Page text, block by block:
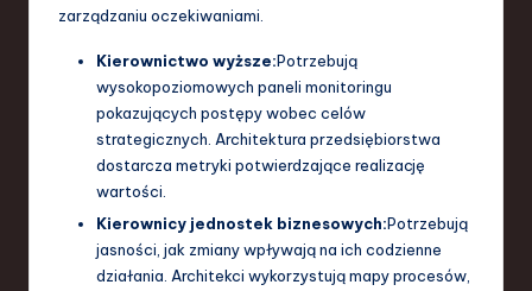
zarządzaniu oczekiwaniami.
Kierownictwo wyższe:Potrzebują
wysokopoziomowych paneli monitoringu
pokazujących postępy wobec celów
strategicznych. Architektura przedsiębiorstwa
dostarcza metryki potwierdzające realizację
wartości.
Kierownicy jednostek biznesowych:Potrzebują
jasności, jak zmiany wpływają na ich codzienne
działania. Architekci wykorzystują mapy procesów,